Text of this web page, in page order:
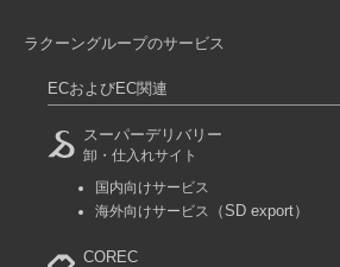
ラクーングループのサービス
ECおよびEC関連
スーパーデリバリー
卸・仕入れサイト
国内向けサービス
海外向けサービス
（SD export）
COREC